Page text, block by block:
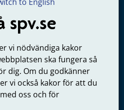
spv.se
vi nödvändiga kakor
ska fungera så
dig. Om du godkänner
vi också kakor för att du
oss och för
tjänstepension från statlig